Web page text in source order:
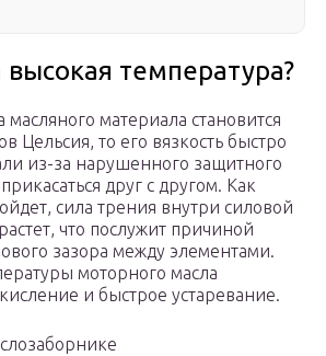
температура?
масляного материала становится
Цельсия, то его вязкость быстро
из-за нарушенного защитного
друг с другом. Как
сила трения внутри силовой
что послужит причиной
зазора между элементами.
моторного масла
и быстрое устаревание.